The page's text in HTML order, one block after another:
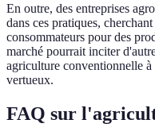
En outre, des entreprises
dans ces pratiques,
consommateurs pour des
marché pourrait inciter
agriculture conventionnelle
vertueux.
FAQ sur